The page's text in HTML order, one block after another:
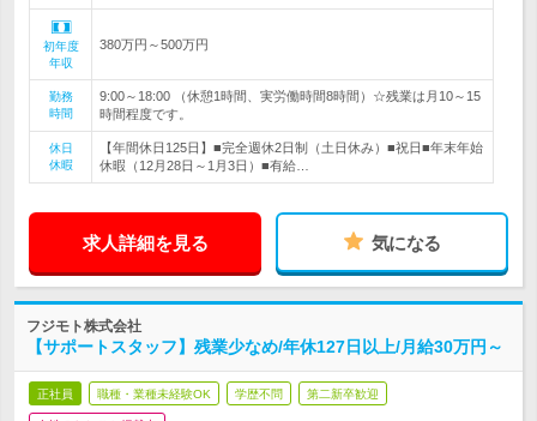
初年度
年収
380万円～500万円
勤務
時間
9:00～18:00 （休憩1時間、実労働時間8時間）☆残業は月10～15
時間程度です。
休日
休暇
【年間休日125日】■完全週休2日制（土日休み）■祝日■年末年始
休暇（12月28日～1月3日）■有給…
求人詳細を見る 気になる
フジモト株式会社
【サポートスタッフ】残業少なめ/年休127日以上/月給30万円～
正社員 職種・業種未経験OK 学歴不問 第二新卒歓迎